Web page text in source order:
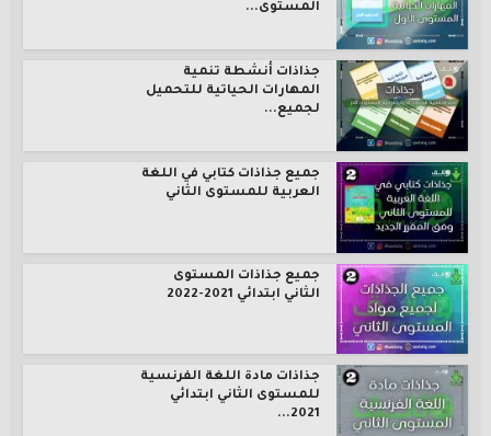
المستوى...
جذاذات أنشطة تنمية
المهارات الحياتية للتحميل
لجميع...
جميع جذاذات كتابي في اللغة
العربية للمستوى الثاني
جميع جذاذات المستوى
الثاني ابتدائي 2021-2022
جذاذات مادة اللغة الفرنسية
للمستوى الثاني ابتدائي
2021...